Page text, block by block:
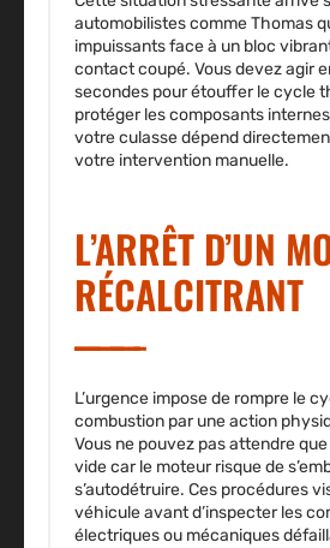
automobilistes comme Thomas
impuissants face à un bloc
contact coupé. Vous devez agir
secondes pour étouffer le cycle
protéger les composants
votre culasse dépend
votre intervention manuelle.
L’ARRÊT D’UN
RÉCALCITRANT
L’urgence impose de rompre le
combustion par une action
Vous ne pouvez pas attendre
vide car le moteur risque de
s’autodétruire. Ces procédures
véhicule avant d’inspecter les
électriques ou mécaniques